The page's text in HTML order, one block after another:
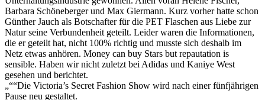
Barbara Schöneberger und Max Giermann. Kurz vorher hatte schon
Günther Jauch als Botschafter für die PET Flaschen aus Liebe zur
Natur seine Verbundenheit geteilt. Leider waren die Informationen,
die er geteilt hat, nicht 100% richtig und musste sich deshalb im
Netz etwas anhören. Money can buy Stars but repautation is
sensible. Haben wir nicht zuletzt bei Adidas und Kaniye West
gesehen und berichtet.
„““Die Victoria’s Secret Fashion Show wird nach einer fünfjährigen
Pause neu gestaltet.